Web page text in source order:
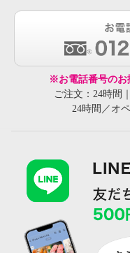
※お電話番号のお
ご注文：24時間
24時間／オ